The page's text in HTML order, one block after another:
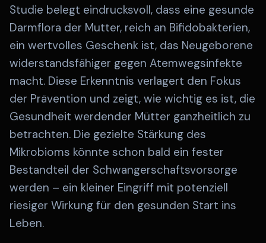
Studie belegt eindrucksvoll, dass eine gesunde
Darmflora der Mutter, reich an Bifidobakterien,
ein wertvolles Geschenk ist, das Neugeborene
widerstandsfähiger gegen Atemwegsinfekte
macht. Diese Erkenntnis verlagert den Fokus
der Prävention und zeigt, wie wichtig es ist, die
Gesundheit werdender Mütter ganzheitlich zu
betrachten. Die gezielte Stärkung des
Mikrobioms könnte schon bald ein fester
Bestandteil der Schwangerschaftsvorsorge
werden – ein kleiner Eingriff mit potenziell
riesiger Wirkung für den gesunden Start ins
Leben.